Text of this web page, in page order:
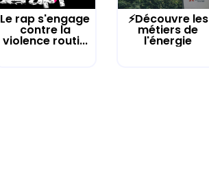
Le rap s'engage
contre la
violence routi...
⚡Découvre les
métiers de
l'énergie